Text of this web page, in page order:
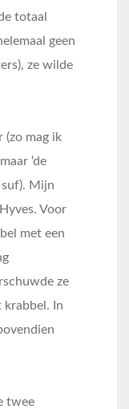
totaal
geen
ze wilde
(zo mag ik
‘de
suf). Mijn
Voor
met een
ze
krabbel. In
twee